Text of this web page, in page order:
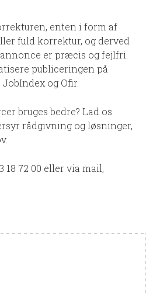
enten i form af
fuld korrektur, og derved
er præcis og fejlfri.
publiceringen på
og Ofir.
bruges bedre? Lad os
rådgivning og løsninger,
18 72 00 eller via mail,